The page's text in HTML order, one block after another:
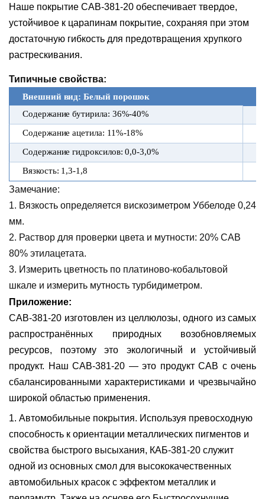
Наше покрытие CAB-381-20 обеспечивает твердое,
устойчивое к царапинам покрытие, сохраняя при этом
достаточную гибкость для предотвращения хрупкого
растрескивания.
Типичные свойства:
Внешний вид: Белый порошок
Содержание бутирила: 36%-40%
Содержание ацетила: 11%-18%
Содержание гидроксилов: 0,0-3,0%
Вязкость: 1,3-1,8
Замечание:
1. Вязкость определяется вискозиметром Уббелоде 0,24
мм.
2. Раствор для проверки цвета и мутности: 20% CAB
80% этилацетата.
3. Измерить цветность по платиново-кобальтовой
шкале и измерить мутность турбидиметром.
Приложение:
CAB-381-20 изготовлен из целлюлозы, одного из самых
распространённых природных возобновляемых
ресурсов, поэтому это экологичный и устойчивый
продукт. Наш CAB-381-20 — это продукт CAB с очень
сбалансированными характеристиками и чрезвычайно
широкой областью применения.
1. Автомобильные покрытия. Используя превосходную
способность к ориентации металлических пигментов и
свойства быстрого высыхания, КАБ-381-20 служит
одной из основных смол для высококачественных
автомобильных красок с эффектом металлик и